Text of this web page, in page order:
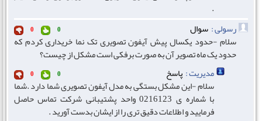
.
رسولی : سوال 0
0
سلام -حدود یکسال پیش آیفون تصویری تک نما خریداری کردم که
حدود یک ماه تصویر آن به صورت برفکی است مشکل از چیست؟
مدیریت :پاسخ 0
0
سلام -این مشکل بستگی به مدل آیفون تصویری شما دارد .شما
با شماره ی 0216123 واحد پشتیبانی شرکت تماس حاصل
فرمایید و اطلاعات دقیق تری را از ایشان بدست آورید .